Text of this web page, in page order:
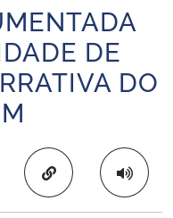
DE
DO
Copiar para área